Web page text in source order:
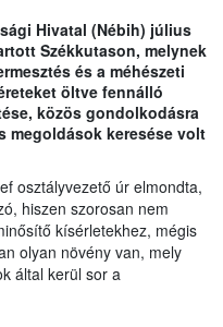
Hivatal (Nébih) július
Székkutason, melynek
és a méhészeti
öltve fennálló
közös gondolkodásra
megoldások keresése volt
osztályvezető úr elmondta,
hiszen szorosan nem
kísérletekhez, mégis
olyan növény van, mely
által kerül sor a